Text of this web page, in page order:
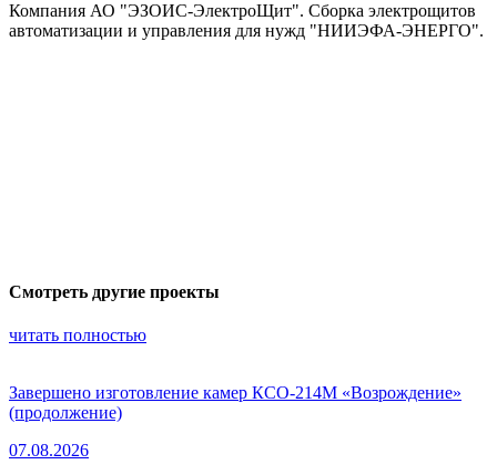
Компания АО "ЭЗОИС-ЭлектроЩит". Сборка электрощитов
автоматизации и управления для нужд "НИИЭФА-ЭНЕРГО".
Смотреть другие проекты
читать полностью
Завершено изготовление камер КСО-214М «Возрождение»
(продолжение)
07.08.2026